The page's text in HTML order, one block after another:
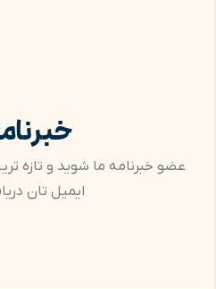
عضو خبرنامه ما شوید و تازه
ایمیل تان